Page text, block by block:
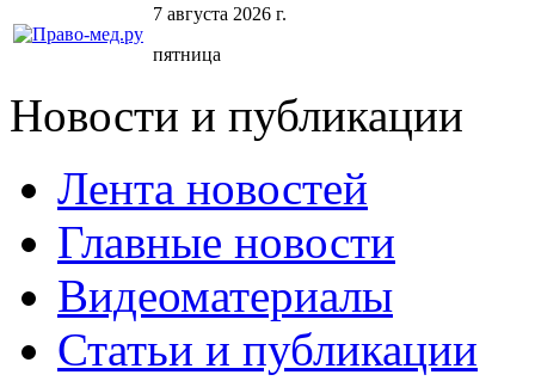
7 августа 2026 г.
пятница
Новости и публикации
Лента новостей
Главные новости
Видеоматериалы
Статьи и публикации